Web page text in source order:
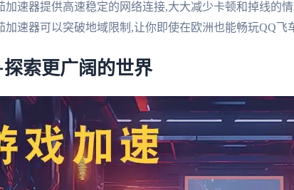
加速器提供高速稳定的网络连接,大大减少卡顿和掉线的情
加速器可以突破地域限制,让你即使在欧洲也能畅玩QQ飞
索更广阔的世界